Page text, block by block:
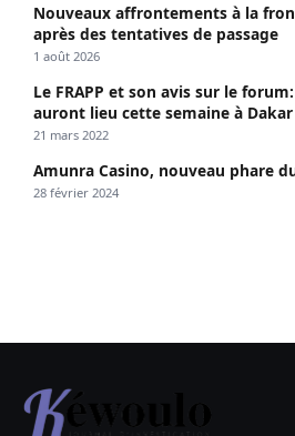
Nouveaux affrontements à la
après des tentatives de passage
1 août 2026
Le FRAPP et son avis sur le
auront lieu cette semaine à
21 mars 2022
Amunra Casino, nouveau phare
28 février 2024